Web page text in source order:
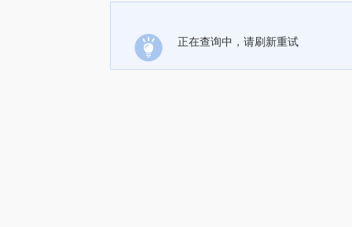
正在查询中，请刷新重试